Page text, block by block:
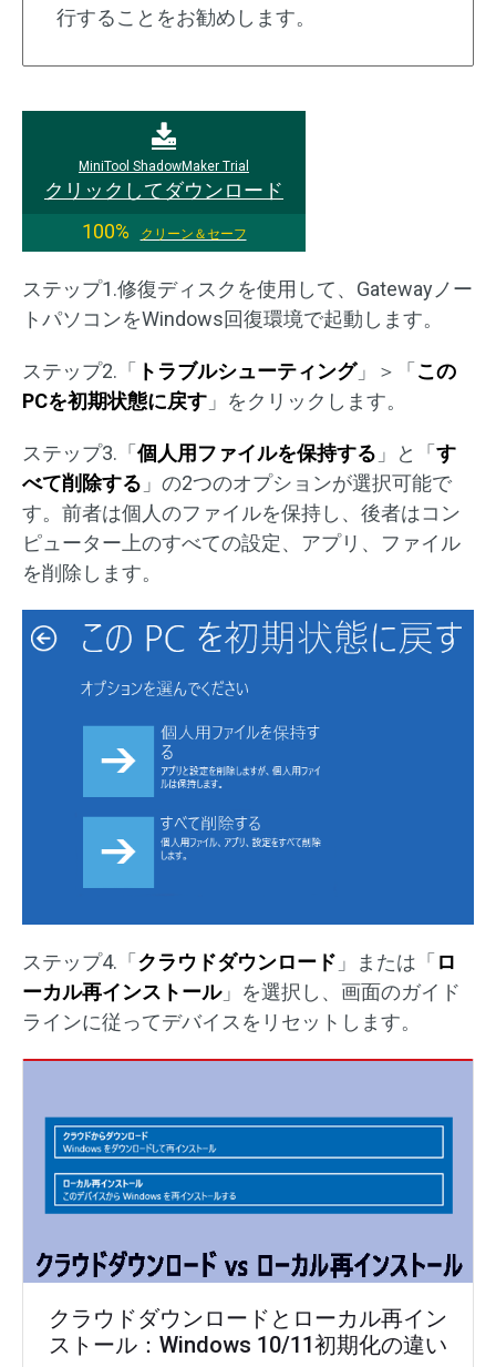
行することをお勧めします。
MiniTool ShadowMaker Trial
クリックしてダウンロード
100%
クリーン＆セーフ
ステップ1.修復ディスクを使用して、Gatewayノー
トパソコンをWindows回復環境で起動します。
ステップ2.「 トラブルシューティング」＞「この
PCを初期状態に戻す 」をクリックします。
ステップ3.「個人用ファイルを保持する 」と「す
べて削除する 」の2つのオプションが選択可能で
す。前者は個人のファイルを保持し、後者はコン
ピューター上のすべての設定、アプリ、ファイル
を削除します。
ステップ4.「クラウドダウンロード 」または「ロ
ーカル再インストール」を選択し、画面のガイド
ラインに従ってデバイスをリセットします。
クラウドダウンロードとローカル再イン
ストール：Windows 10/11初期化の違い